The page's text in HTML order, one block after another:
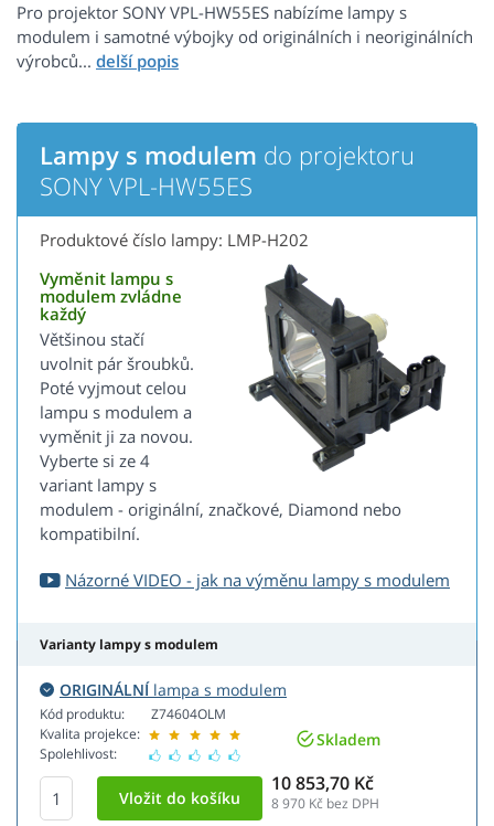
Pro projektor SONY VPL-HW55ES nabízíme lampy s
modulem i samotné výbojky od originálních i neoriginálních
výrobců...
Lampy s modulem do projektoru
SONY VPL-HW55ES
Produktové číslo lampy: LMP-H202
Vyměnit lampu s
modulem zvládne
každý
Většinou stačí
uvolnit pár šroubků.
Poté vyjmout celou
lampu s modulem a
vyměnit ji za novou.
Vyberte si ze 4
variant lampy s
modulem - originální, značkové, Diamond nebo
kompatibilní.
Názorné VIDEO - jak na výměnu lampy s modulem
Varianty lampy s modulem
ORIGINÁLNÍlampa s modulem
Kód produktu:
Kvalita projekce:
Spolehlivost:
Z74604OLM
Skladem
10 853,70 Kč
8 970 Kč bez DPH